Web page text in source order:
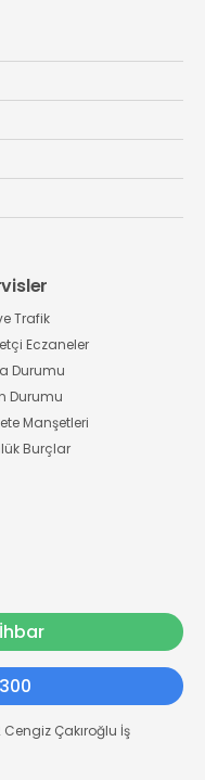
Trafik
Eczaneler
Durumu
Durumu
Manşetleri
Burçlar
Cengiz Çakıroğlu İş